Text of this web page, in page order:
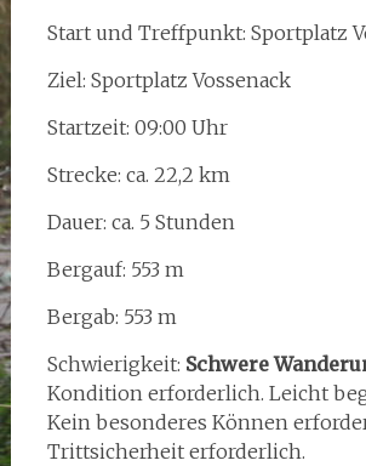
Start und Treffpunkt: Sportplatz
Ziel: Sportplatz Vossenack
Startzeit: 09:00 Uhr
Strecke: ca. 22,2 km
Dauer: ca. 5 Stunden
Bergauf: 553 m
Bergab: 553 m
Schwierigkeit: Schwere
Kondition erforderlich. Leicht
Kein besonderes Können
Trittsicherheit erforderlich.